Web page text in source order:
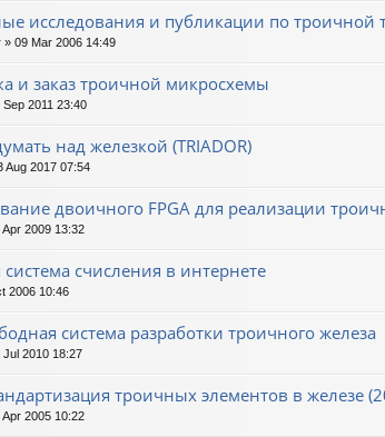
исследования и публикации по троичной
» 09 Mar 2006 14:49
и заказ троичной микросхемы
Sep 2011 23:40
над железкой (TRIADOR)
Aug 2017 07:54
двоичного FPGA для реализации
Apr 2009 13:32
счисления в интернете
2006 10:46
система разработки троичного железа
Jul 2010 18:27
троичных элементов в железе
Apr 2005 10:22